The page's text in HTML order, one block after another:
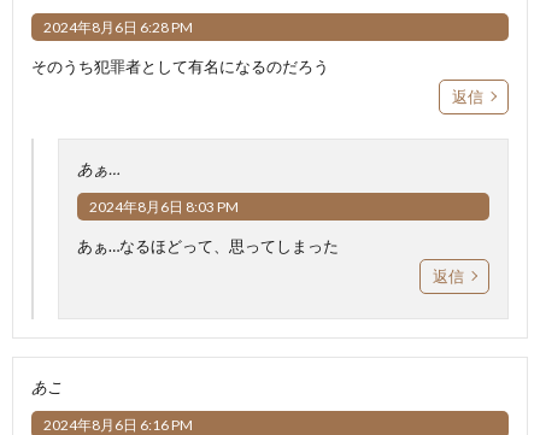
2024年8月6日 6:28 PM
そのうち犯罪者として有名になるのだろう
返信
あぁ…
2024年8月6日 8:03 PM
あぁ…なるほどって、思ってしまった
返信
あこ
2024年8月6日 6:16 PM